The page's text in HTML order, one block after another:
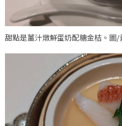
甜點是薑汁燉鮮蛋奶配糖金桔。圖/